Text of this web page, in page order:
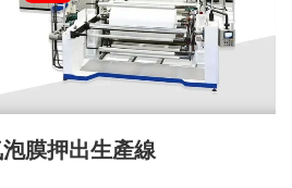
膜押出生產線